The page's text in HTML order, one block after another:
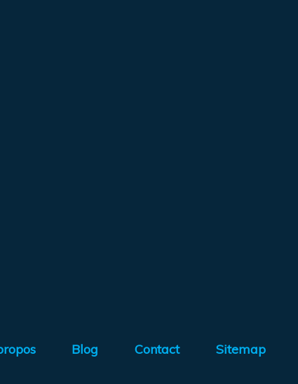
Blog Contact Sitemap